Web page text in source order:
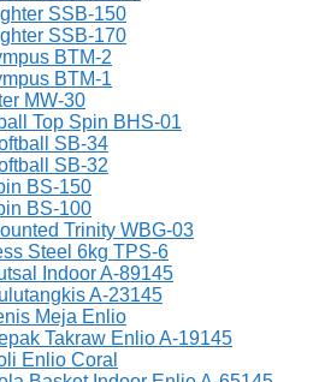
SSB-150
SSB-170
BTM-2
BTM-1
MW-30
Top Spin BHS-01
SB-34
SB-32
BS-150
BS-100
Trinity WBG-03
Steel 6kg TPS-6
Indoor A-89145
A-23145
Meja Enlio
Takraw Enlio A-19145
Enlio Coral